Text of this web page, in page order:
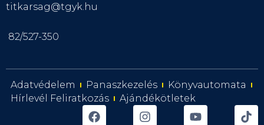
titkarsag@tgyk.hu
82/527-350
Adatvédelem Panaszkezelés
Könyvautomata
Hírlevél Feliratkozás
Ajándékötletek